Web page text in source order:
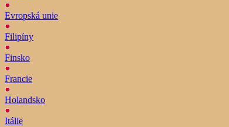
Evropská unie
Filipíny
Finsko
Francie
Holandsko
Itálie